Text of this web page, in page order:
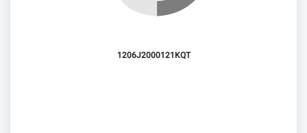
1206J2000121KQT